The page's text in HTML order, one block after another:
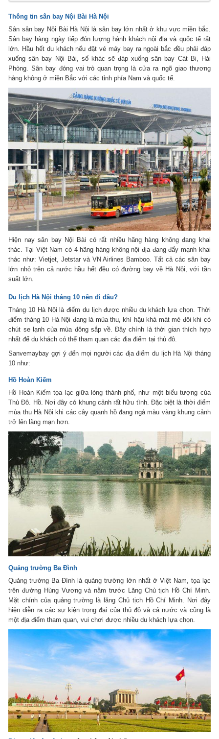
Thông tin sân bay Nội Bài Hà Nội
Sân sân bay Nội Bài Hà Nội là sân bay lớn nhất ở khu vực miền bắc.
Sân bay hàng ngày tiếp đón lượng hành khách nội địa và quốc tế rất
lớn. Hầu hết du khách nếu đặt vé máy bay ra ngoài bắc đều phải đáp
xuống sân bay Nội Bài, số khác sẽ đáp xuống sân bay Cát Bi, Hải
Phòng. Sân bay đóng vai trò quan trọng là cửa ra ngõ giao thương
hàng không ở miền Bắc với các tỉnh phía Nam và quốc tế.
Hiện nay sân bay Nội Bài có rất nhiều hãng hàng không đang khai
thác. Tại Việt Nam có 4 hãng hàng không nội địa đang đẩy mạnh khai
thác như: Vietjet, Jetstar và VN Airlines Bamboo. Tất cả các sân bay
lớn nhỏ trên cả nước hầu hết đều có đường bay về Hà Nội, với tần
suất lớn.
Du lịch Hà Nội tháng 10 nên đi đâu?
Tháng 10 Hà Nội là điểm du lịch được nhiều du khách lựa chọn. Thời
điểm tháng 10 Hà Nội đang là mùa thu, khí hậu khá mát mẻ đôi khi có
chút se lạnh của mùa đông sắp về. Đây chính là thời gian thích hợp
nhất để du khách có thể tham quan các địa điểm tại thủ đô.
Sanvemaybay gợi ý đến mọi người các địa điểm du lịch Hà Nội tháng
10 như:
Hồ Hoàn Kiếm
Hồ Hoàn Kiếm tọa lạc giữa lòng thành phố, như một biểu tượng của
Thủ Đô. Hồ. Nơi đây có khung cảnh rất hữu tình. Đặc biệt là thời điểm
mùa thu Hà Nội khi các cây quanh hồ đang ngả màu vàng khung cảnh
trở lên lãng mạn hơn.
Quảng trường Ba Đình
Quảng trường Ba Đình là quảng trường lớn nhất ở Việt Nam, tọa lạc
trên đường Hùng Vương và nằm trước Lăng Chủ tịch Hồ Chí Minh.
Mặt chính của quảng trường là lăng Chủ tịch Hồ Chí Minh. Nơi đây
hiện diễn ra các sự kiện trọng đại của thủ đô và cả nước và cũng là
một địa điểm tham quan, vui chơi được nhiều du khách lựa chọn.